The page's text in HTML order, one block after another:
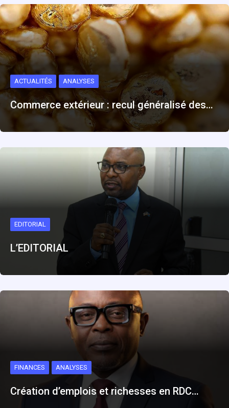
ACTUALITÉS ANALYSES
Commerce extérieur : recul généralisé des…
EDITORIAL
L’EDITORIAL
FINANCES ANALYSES
Création d’emplois et richesses en RDC…